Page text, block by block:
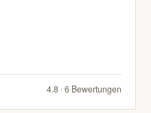
4.8 · 6 Bewertungen